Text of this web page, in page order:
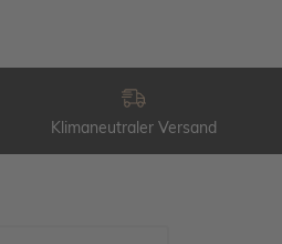
Klimaneutraler Versand